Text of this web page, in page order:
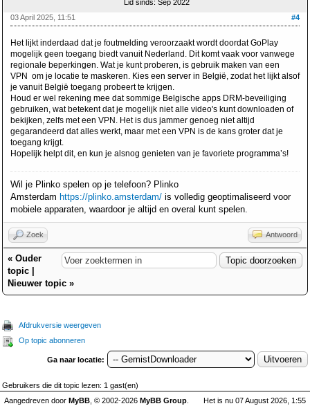
Lid sinds: Sep 2022
#4
03 April 2025, 11:51
Het lijkt inderdaad dat je foutmelding veroorzaakt wordt doordat GoPlay
mogelijk geen toegang biedt vanuit Nederland. Dit komt vaak voor vanwege
regionale beperkingen. Wat je kunt proberen, is gebruik maken van een
VPN om je locatie te maskeren. Kies een server in België, zodat het lijkt alsof
je vanuit België toegang probeert te krijgen.
Houd er wel rekening mee dat sommige Belgische apps DRM-beveiliging
gebruiken, wat betekent dat je mogelijk niet alle video's kunt downloaden of
bekijken, zelfs met een VPN. Het is dus jammer genoeg niet altijd
gegarandeerd dat alles werkt, maar met een VPN is de kans groter dat je
toegang krijgt.
Hopelijk helpt dit, en kun je alsnog genieten van je favoriete programma’s!
Wil je Plinko spelen op je telefoon? Plinko
Amsterdam https://plinko.amsterdam/ is volledig geoptimaliseerd voor
mobiele apparaten, waardoor je altijd en overal kunt spelen.
Zoek Antwoord
« Ouder
topic
Nieuwer topic »
Afdrukversie weergeven
Op topic abonneren
Ga naar locatie:
Gebruikers die dit topic lezen: 1 gast(en)
Het is nu 07 August 2026, 1:55
Aangedreven door MyBB , © 2002-2026 MyBB Group